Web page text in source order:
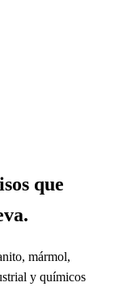
que
mármol,
y químicos